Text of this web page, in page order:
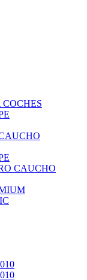
CAUCHO